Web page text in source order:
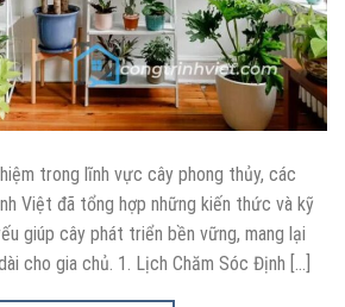
trong lĩnh vực cây phong thủy, các
Việt đã tổng hợp những kiến thức và kỹ
giúp cây phát triển bền vững, mang lại
cho gia chủ. 1. Lịch Chăm Sóc Định […]